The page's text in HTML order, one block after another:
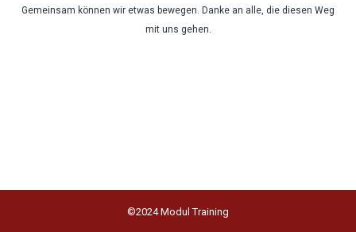
Gemeinsam können wir etwas bewegen. Danke an alle, die diesen Weg
mit uns gehen.
©2024 Modul Training